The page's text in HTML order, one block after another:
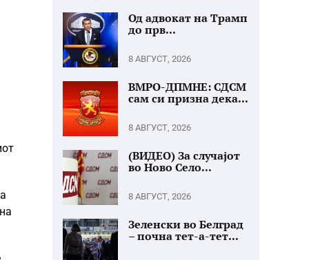
Од адвокат на Трамп
до прв...
8 АВГУСТ, 2026
ВМРО-ДПМНЕ: СДСМ
сам си призна дека...
8 АВГУСТ, 2026
(ВИДЕО) За случајот
во Ново Село...
8 АВГУСТ, 2026
Зеленски во Белград
– почна тет-а-тет...